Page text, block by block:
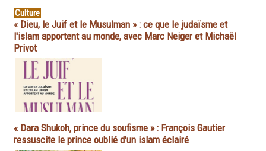
Culture
« Dieu, le Juif et le Musulman » : ce que le judaïsme et
l'islam apportent au monde, avec Marc Neiger et Michaël
Privot
« Dara Shukoh, prince du soufisme » : François Gautier
ressuscite le prince oublié d'un islam éclairé